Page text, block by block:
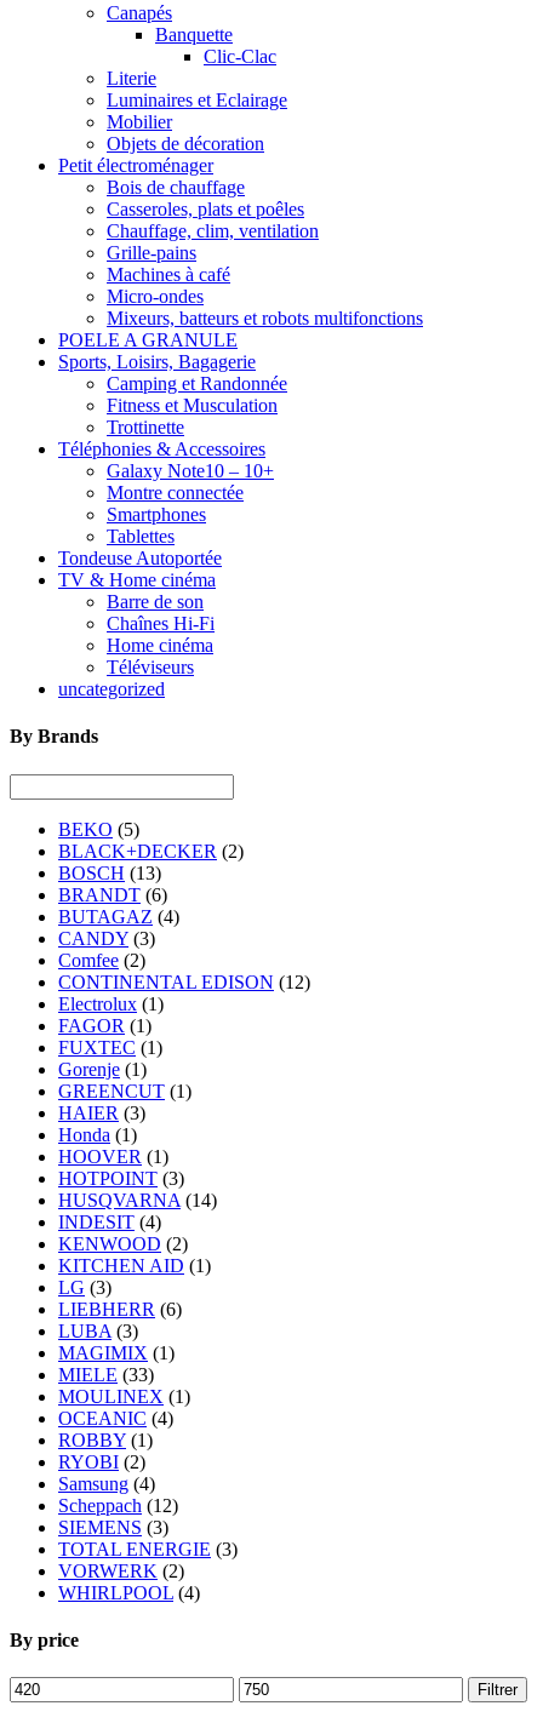
Canapés
Banquette
Clic-Clac
Literie
Luminaires et Eclairage
Mobilier
Objets de décoration
Petit électroménager
Bois de chauffage
Casseroles, plats et poêles
Chauffage, clim, ventilation
Grille-pains
Machines à café
Micro-ondes
Mixeurs, batteurs et robots multifonctions
POELE A GRANULE
Sports, Loisirs, Bagagerie
Camping et Randonnée
Fitness et Musculation
Trottinette
Téléphonies & Accessoires
Galaxy Note10 – 10+
Montre connectée
Smartphones
Tablettes
Tondeuse Autoportée
TV & Home cinéma
Barre de son
Chaînes Hi-Fi
Home cinéma
Téléviseurs
uncategorized
By Brands
BEKO (5)
BLACK+DECKER (2)
BOSCH (13)
BRANDT (6)
BUTAGAZ (4)
CANDY (3)
Comfee (2)
CONTINENTAL EDISON (12)
Electrolux (1)
FAGOR (1)
FUXTEC (1)
Gorenje (1)
GREENCUT (1)
HAIER (3)
Honda (1)
HOOVER (1)
HOTPOINT (3)
HUSQVARNA (14)
INDESIT (4)
KENWOOD (2)
KITCHEN AID (1)
LG (3)
LIEBHERR (6)
LUBA (3)
MAGIMIX (1)
MIELE (33)
MOULINEX (1)
OCEANIC (4)
ROBBY (1)
RYOBI (2)
Samsung (4)
Scheppach (12)
SIEMENS (3)
TOTAL ENERGIE (3)
VORWERK (2)
WHIRLPOOL (4)
By price
Prix
min
Prix
max
Filtrer